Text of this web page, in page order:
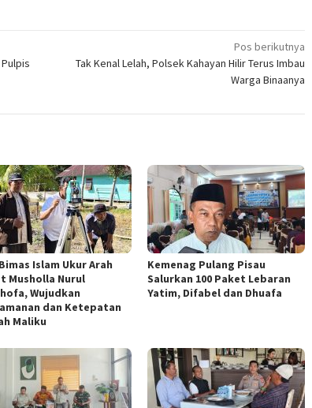
Pos berikutnya
Tak Kenal Lelah, Polsek Kahayan Hilir Terus Imbau
Warga Binaanya
Islam Ukur Arah
Musholla Nurul
Wujudkan
dan Ketepatan
Maliku
Kemenag Pulang Pisau
Salurkan 100 Paket Lebaran
Yatim, Difabel dan Dhuafa